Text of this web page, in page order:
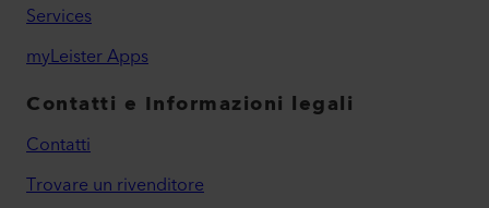
Services
myLeister Apps
Contatti e Informazioni legali
Contatti
Trovare un rivenditore